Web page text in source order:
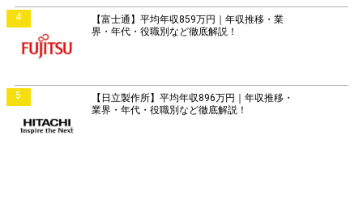
4
【富士通】平均年収859万円｜年収推移・業
界・年代・役職別など徹底解説！
5
【日立製作所】平均年収896万円｜年収推移・
業界・年代・役職別など徹底解説！